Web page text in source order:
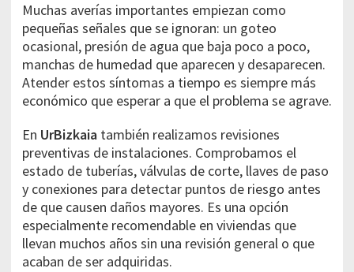
Muchas averías importantes empiezan como
pequeñas señales que se ignoran: un goteo
ocasional, presión de agua que baja poco a poco,
manchas de humedad que aparecen y desaparecen.
Atender estos síntomas a tiempo es siempre más
económico que esperar a que el problema se agrave.
En UrBizkaia también realizamos revisiones
preventivas de instalaciones. Comprobamos el
estado de tuberías, válvulas de corte, llaves de paso
y conexiones para detectar puntos de riesgo antes
de que causen daños mayores. Es una opción
especialmente recomendable en viviendas que
llevan muchos años sin una revisión general o que
acaban de ser adquiridas.